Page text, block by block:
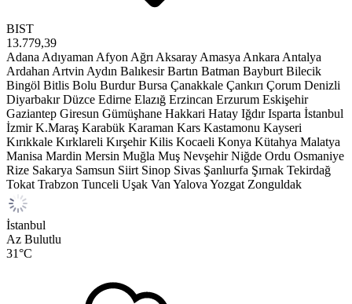
BIST
13.779,39
Adana Adıyaman Afyon Ağrı Aksaray Amasya Ankara Antalya
Ardahan Artvin Aydın Balıkesir Bartın Batman Bayburt Bilecik
Bingöl Bitlis Bolu Burdur Bursa Çanakkale Çankırı Çorum Denizli
Diyarbakır Düzce Edirne Elazığ Erzincan Erzurum Eskişehir
Gaziantep Giresun Gümüşhane Hakkari Hatay Iğdır Isparta İstanbul
İzmir K.Maraş Karabük Karaman Kars Kastamonu Kayseri
Kırıkkale Kırklareli Kırşehir Kilis Kocaeli Konya Kütahya Malatya
Manisa Mardin Mersin Muğla Muş Nevşehir Niğde Ordu Osmaniye
Rize Sakarya Samsun Siirt Sinop Sivas Şanlıurfa Şırnak Tekirdağ
Tokat Trabzon Tunceli Uşak Van Yalova Yozgat Zonguldak
İstanbul
Az Bulutlu
31°C